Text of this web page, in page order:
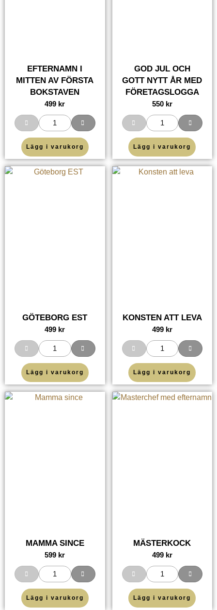
EFTERNAMN I
MITTEN AV FÖRSTA
BOKSTAVEN
499 kr
Lägg i varukorg
GOD JUL OCH
GOTT NYTT ÅR MED
FÖRETAGSLOGGA
550 kr
Lägg i varukorg
GÖTEBORG EST
499 kr
Lägg i varukorg
KONSTEN ATT LEVA
499 kr
Lägg i varukorg
MAMMA SINCE
599 kr
Lägg i varukorg
MÄSTERKOCK
499 kr
Lägg i varukorg